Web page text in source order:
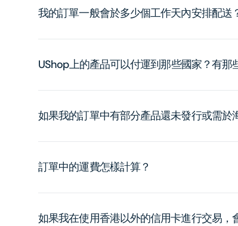
我的訂單一般會於多少個工作天內安排配送
UShop上的產品可以付運到那些國家？有那
如果我的訂單中有部分產品還未發行或需於
訂單中的運費怎樣計算？
如果我在使用香港以外的信用卡進行交易，